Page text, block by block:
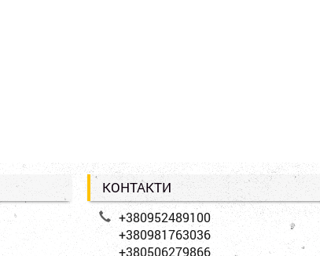
КОНТАКТИ
+380952489100
+380981763036
+380506279866